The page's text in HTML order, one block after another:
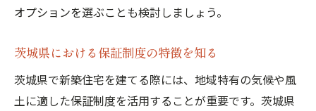
保証制度選定時に注意すべきリスク
地域密着型保証制度のメリット
地元業者と連携した新築保証制度で安心な住ま
いづくり
オプションを選ぶことも検討しましょう。
茨城県における保証制度の特徴を知る
茨城県で新築住宅を建てる際には、地域特有の気候や風
土に適した保証制度を活用することが重要です。茨城県